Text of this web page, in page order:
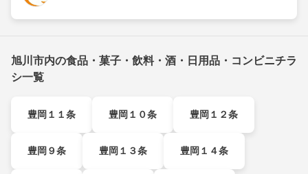
旭川市内の食品・菓子・飲料・酒・日用品・コンビニチラ
シ一覧
豊岡１１条 豊岡１０条 豊岡１２条
豊岡９条 豊岡１３条 豊岡１４条